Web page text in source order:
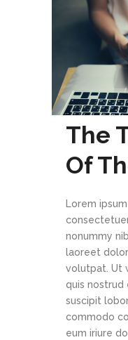
The
Of
Lorem
nonummy
laoreet
volutpat. Ut
quis
suscipit
commodo
eum iriure